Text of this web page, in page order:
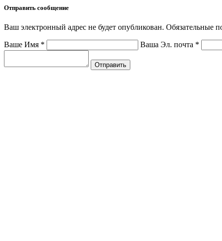
Отправить сообщение
Ваш электронный адрес не будет опубликован. Обязательные
Ваше Имя * Ваша Эл. почта *
Отправить